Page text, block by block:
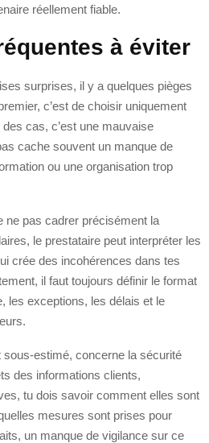
réellement fiable.
à éviter
surprises, il y a quelques pièges
c’est de choisir uniquement
cas, c’est une mauvaise
cache souvent un manque de
ou une organisation trop
ne pas cadrer précisément la
le prestataire peut interpréter les
crée des incohérences dans tes
il faut toujours définir le format
les exceptions, les délais et le
estimé, concerne la sécurité
des informations clients,
tu dois savoir comment elles sont
mesures sont prises pour
un manque de vigilance sur ce